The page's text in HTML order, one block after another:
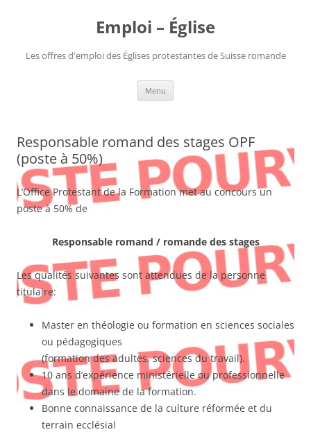
Emploi – Église
Les offres d'emploi des Églises protestantes de Suisse romande
Menu
Responsable romand des stages OPF
(poste à 50%)
L’Office Protestant de la Formation met au concours un
poste à 50% de
Responsable romand / romande des stages
Les qualités suivantes sont attendues de la personne
titulaire:
Master en théologie ou formation en sciences sociales
ou pédagogiques
(formation des adultes, sciences du travail).
10 ans d’expérience ministérielle ou professionnelle
dans le domaine de la formation.
Bonne connaissance de la culture réformée et du
terrain ecclésial